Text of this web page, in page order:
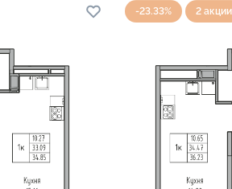
-23.33% 2 акции